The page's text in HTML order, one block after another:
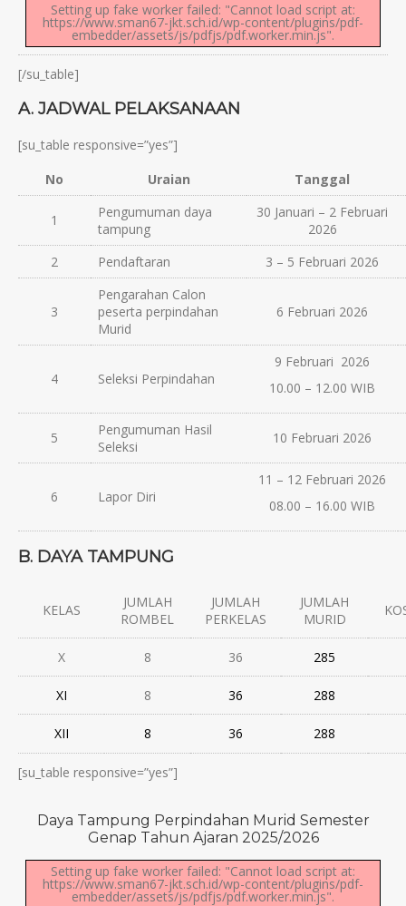
Setting up fake worker failed: "Cannot load script at:
https://www.sman67-jkt.sch.id/wp-content/plugins/pdf-
embedder/assets/js/pdfjs/pdf.worker.min.js".
[/su_table]
A. JADWAL PELAKSANAAN
[su_table responsive=”yes”]
No
Uraian Tanggal
1
Pengumuman daya
tampung
30 Januari – 2 Februari
2026
2
Pendaftaran 3 – 5 Februari 2026
3
Pengarahan Calon
peserta perpindahan
Murid
6 Februari 2026
4 Seleksi Perpindahan
9 Februari 2026
10.00 – 12.00 WIB
5
Pengumuman Hasil
Seleksi
10 Februari 2026
6 Lapor Diri
11 – 12 Februari 2026
08.00 – 16.00 WIB
B. DAYA TAMPUNG
KELAS
JUMLAH
ROMBEL
JUMLAH
PERKELAS
JUMLAH
MURID
X 8 36 285
XI 8 36 288
XII 8 36 288
[su_table responsive=”yes”]
Daya Tampung Perpindahan Murid Semester
Genap Tahun Ajaran 2025/2026
Setting up fake worker failed: "Cannot load script at:
https://www.sman67-jkt.sch.id/wp-content/plugins/pdf-
embedder/assets/js/pdfjs/pdf.worker.min.js".